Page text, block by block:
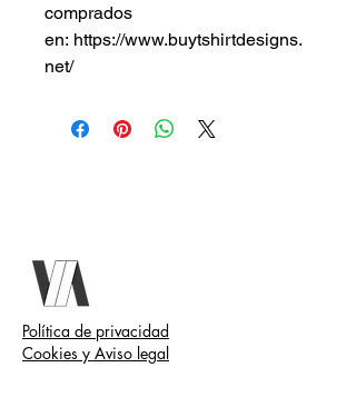
comprados
en: https://www.buytshirtdesigns.
net/
Política de privacidad
Cookies y Aviso legal